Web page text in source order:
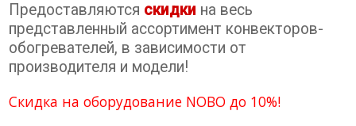
Предоставляются скидки на весь
представленный ассортимент конвекторов-
обогревателей, в зависимости от
производителя и модели!
Скидка на оборудование NOBO до 10%!